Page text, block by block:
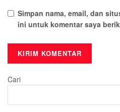
Simpan nama, email, dan
ini untuk komentar saya
Cari